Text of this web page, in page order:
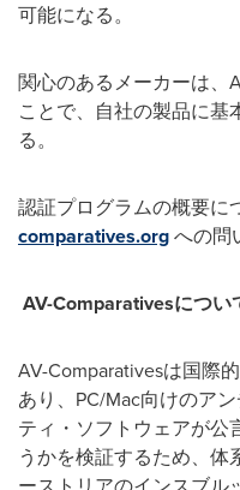
可能になる。
関心のあるメーカーは、
ことで、自社の製品に基
る。
認証プログラムの概要に
comparatives.orgへの問
AV-Comparativesについ
AV-Comparativesは国際
あり、PC/Mac向けのア
ティ・ソフトウェアが公
うかを検証するため、